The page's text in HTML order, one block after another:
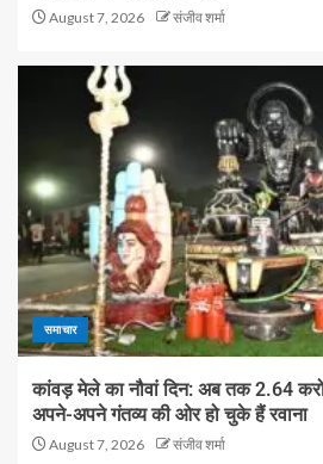
August 7, 2026 संजीव शर्मा
समाचार
कांवड़ मेले का नौवां दिन: अब तक 2.64
अपने-अपने गंतव्य की ओर हो चुके हैं रवाना
August 7, 2026 संजीव शर्मा